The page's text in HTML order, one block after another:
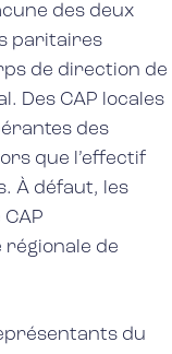
des deux
paritaires
de direction de
Des CAP locales
des
que l’effectif
À défaut, les
régionale de
du